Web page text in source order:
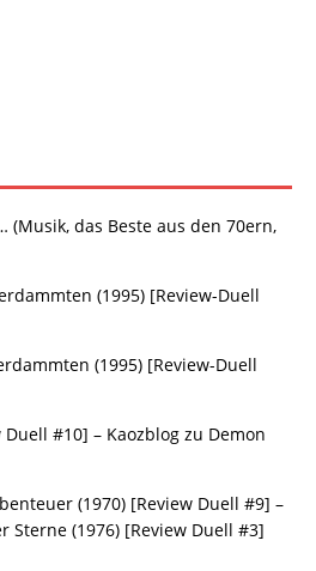
(Musik, das Beste aus den 70ern,
(1995) [Review-Duell
(1995) [Review-Duell
#10] – Kaozblog zu Demon
(1970) [Review Duell #9] –
Sterne (1976) [Review Duell #3]